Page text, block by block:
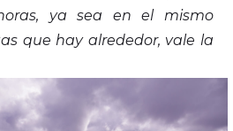
ya sea en el mismo
que hay alrededor, vale la